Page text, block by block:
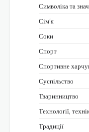
Символіка та
Сім’я
Соки
Спорт
Спортивне
Суспільство
Тваринництво
Технології,
Традиції